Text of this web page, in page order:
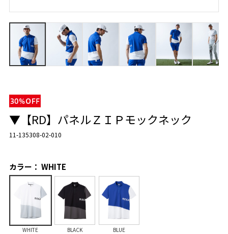
▼【RD】パネルＺＩＰモックネック
11-135308-02-010
カラー： WHITE
WHITE BLACK BLUE